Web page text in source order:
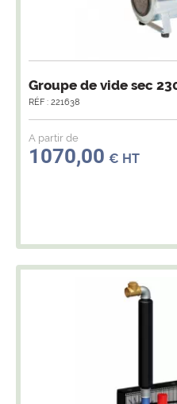
Groupe de vide sec
RÉF : 221638
A partir de
1070,00 € HT